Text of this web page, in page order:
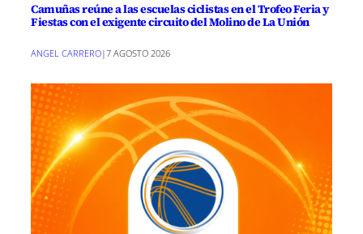
Camuñas reúne a las escuelas ciclistas en el Trofeo Feria y
Fiestas con el exigente circuito del Molino de La Unión
ANGEL CARRERO|7 AGOSTO 2026